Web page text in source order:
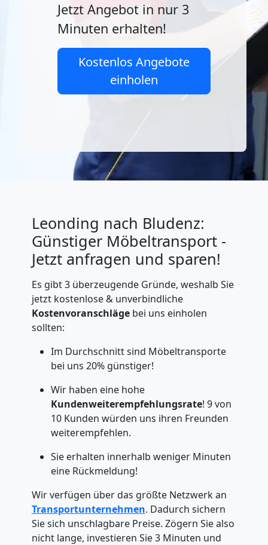
Jetzt Angebot in nur 3
Minuten erhalten!
Kostenlos Angebote
einholen
Leonding nach Bludenz:
Günstiger Möbeltransport -
Jetzt anfragen und sparen!
Es gibt 3 überzeugende Gründe, weshalb Sie
jetzt kostenlose & unverbindliche
Kostenvoranschlägebei uns einholen
sollten:
Im Durchschnitt sind Möbeltransporte
bei uns 20% günstiger!
Wir haben eine hohe
Kundenweiterempfehlungsrate! 9 von
10 Kunden würden uns ihren Freunden
weiterempfehlen.
Sie erhalten innerhalb weniger Minuten
eine Rückmeldung!
Wir verfügen über das größte Netzwerk an
Transportunternehmen. Dadurch sichern
Sie sich unschlagbare Preise. Zögern Sie also
nicht lange, investieren Sie 3 Minuten und